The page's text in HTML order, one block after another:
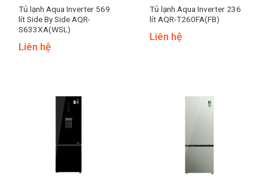
Tủ lạnh Aqua Inverter 569
lít Side By Side AQR-
S633XA(WSL)
Liên hệ
Tủ lạnh Aqua Inverter 236
lít AQR-T260FA(FB)
Liên hệ